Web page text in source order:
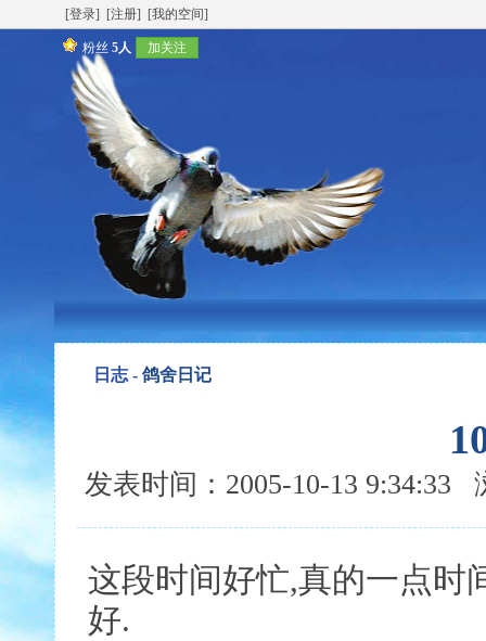
[登录] [注册] [我的空间]
粉丝 5人 加关注
日志 - 鸽舍日记
发表时间：2005-10-13
这段时间好忙,真的一点时
好.